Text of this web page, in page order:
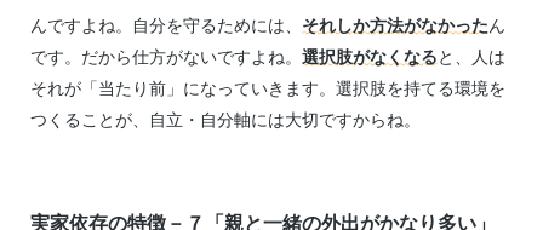
んですよね。自分を守るためには、 それしか方法がなかったん
です。だから仕方がないですよね。 選択肢がなくなると、人は
それが「当たり前」になっていきます。選択肢を持てる環境を
つくることが、自立・自分軸には大切ですからね。
実家依存の特徴－７「親と一緒の外出がかなり多い」